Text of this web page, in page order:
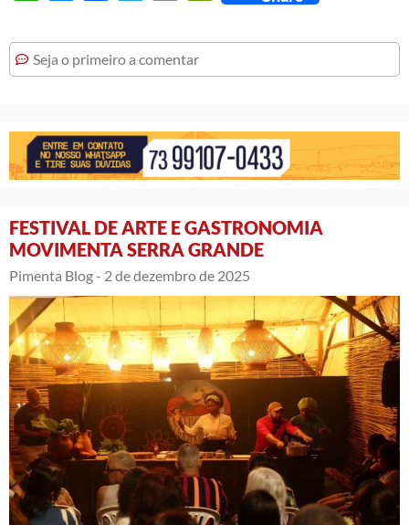
Seja o primeiro a comentar
FESTIVAL DE ARTE E GASTRONOMIA
MOVIMENTA SERRA GRANDE
Pimenta Blog - 2 de dezembro de 2025